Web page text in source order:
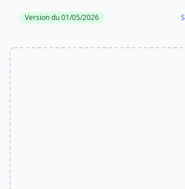
Version du 01/05/2026